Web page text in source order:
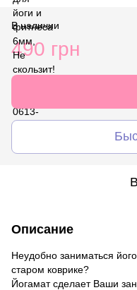
В наличии
490 грн
Описание
Неудобно заниматься
старом коврике?
Йогамат сделает Ваши